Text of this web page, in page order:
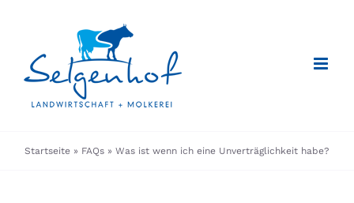
springen
Startseite » FAQs » Was ist wenn ich eine Unverträglichkeit habe?